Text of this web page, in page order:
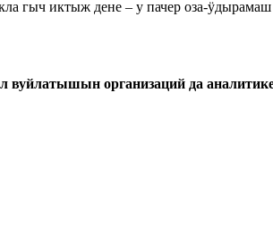
гыч иктыж дене – у пачер оза-
вуйлатышын организаций да